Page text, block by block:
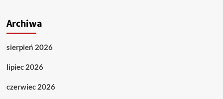
Archiwa
sierpień 2026
lipiec 2026
czerwiec 2026